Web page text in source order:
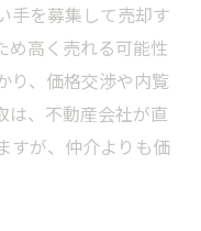
手を募集して売却す
め高く売れる可能性
り、価格交渉や内覧
は、不動産会社が直
すが、仲介よりも価